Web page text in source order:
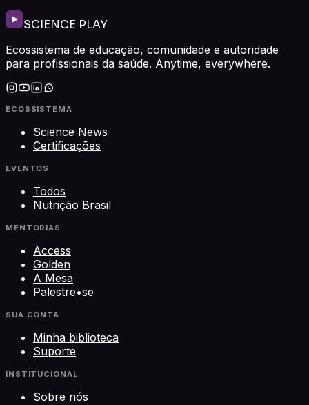
SCIENCE PLAY
Ecossistema de educação, comunidade e autoridade
para profissionais da saúde. Anytime, everywhere.
ECOSSISTEMA
Science News
Certificações
EVENTOS
Todos
Nutrição Brasil
MENTORIAS
Access
Golden
A Mesa
Palestre•se
SUA CONTA
Minha biblioteca
Suporte
INSTITUCIONAL
Sobre nós